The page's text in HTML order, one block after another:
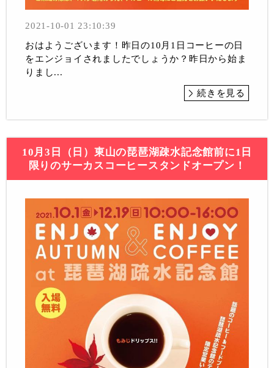
2021-10-01 23:10:39
おはようございます！昨日の10月1日コーヒーの日
をエンジョイされましたでしょうか？昨日から始ま
りまし...
続きを見る
10月3日（日）東山の琵琶湖疎水記念館前に1日
限りのサーカスコーヒースタンドオープン！